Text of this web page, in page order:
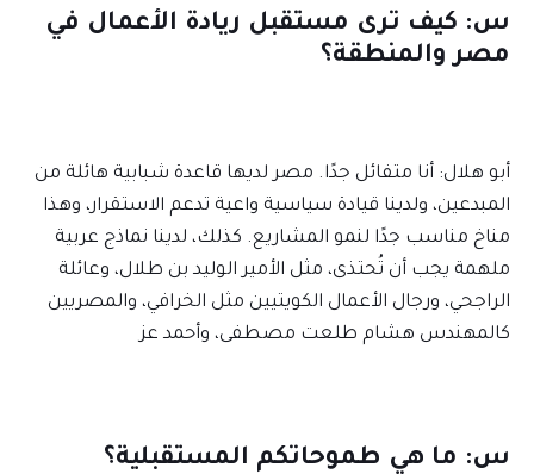
س: كيف ترى مستقبل ريادة الأعمال في
مصر والمنطقة؟
أبو هلال: أنا متفائل جدًا. مصر لديها قاعدة شبابية هائلة من
المبدعين، ولدينا قيادة سياسية واعية تدعم الاستقرار، وهذا
مناخ مناسب جدًا لنمو المشاريع. كذلك، لدينا نماذج عربية
ملهمة يجب أن تُحتذى، مثل الأمير الوليد بن طلال، وعائلة
الراجحي، ورجال الأعمال الكويتيين مثل الخرافي، والمصريين
كالمهندس هشام طلعت مصطفى، وأحمد عز
س: ما هي طموحاتكم المستقبلية؟